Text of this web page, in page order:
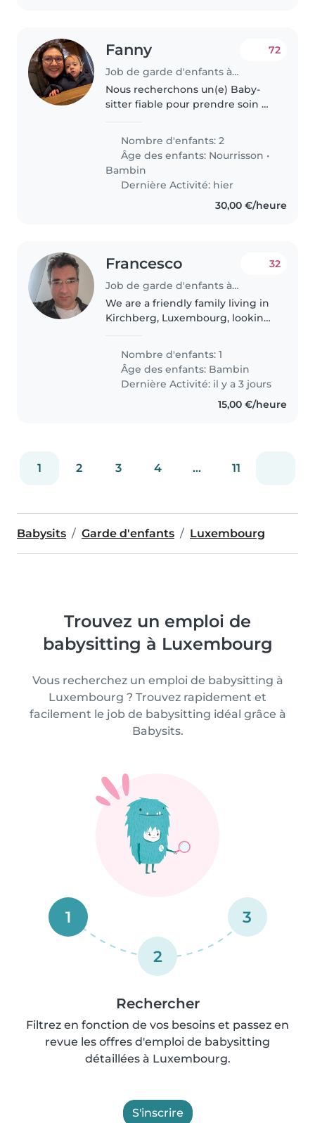
Fanny
Job de garde d'enfants à Luxembourg
72
Nous recherchons un(e) Baby-
sitter fiable pour prendre soin de
bébé et un tout-petit. Nos
enfants sont énergiques, joueurs
et affectueux. Nous aimerions..
Nombre d'enfants: 2
Âge des enfants: Nourrisson •
Bambin
Dernière Activité: hier
30,00 €/heure
Francesco
Job de garde d'enfants à Luxembourg
32
We are a friendly family living in
Kirchberg, Luxembourg, looking
babysitter for our 1-year-old son
One of us will always be at home
working remotely, so..
Nombre d'enfants: 1
Âge des enfants: Bambin
Dernière Activité: il y a 3 jours
15,00 €/heure
1 2 3 4 ... 11
Babysits Garde d'enfants Luxembourg
Trouvez un emploi de
babysitting à Luxembourg
Vous recherchez un emploi de babysitting à
Luxembourg ? Trouvez rapidement et
facilement le job de babysitting idéal grâce à
Babysits.
1
2
3
Rechercher
Filtrez en fonction de vos besoins et passez en
revue les offres d'emploi de babysitting
détaillées à Luxembourg.
S'inscrire